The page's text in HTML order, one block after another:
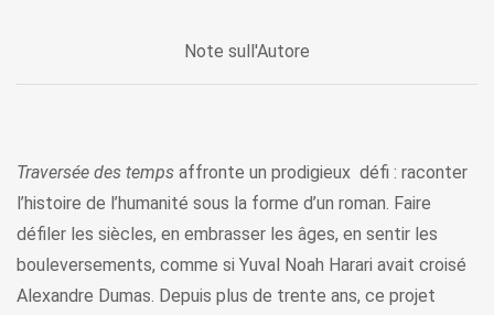
Note sull'Autore
Traversée des temps affronte un prodigieux défi : raconter
l’histoire de l’humanité sous la forme d’un roman. Faire
défiler les siècles, en embrasser les âges, en sentir les
bouleversements, comme si Yuval Noah Harari avait croisé
Alexandre Dumas. Depuis plus de trente ans, ce projet